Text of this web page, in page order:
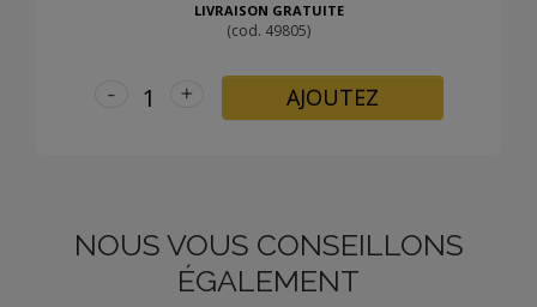
LIVRAISON GRATUITE
(cod. 49805)
+
- AJOUTEZ
NOUS VOUS CONSEILLONS
ÉGALEMENT